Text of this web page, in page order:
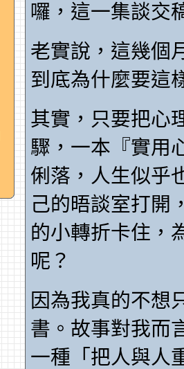
囉，這一集談交
老實說，這幾個
到底為什麼要這
其實，只要把心
驟，一本『實用
俐落，人生似乎
己的晤談室打開
的小轉折卡住，
呢？
因為我真的不想
書。故事對我而
一種「把人與人